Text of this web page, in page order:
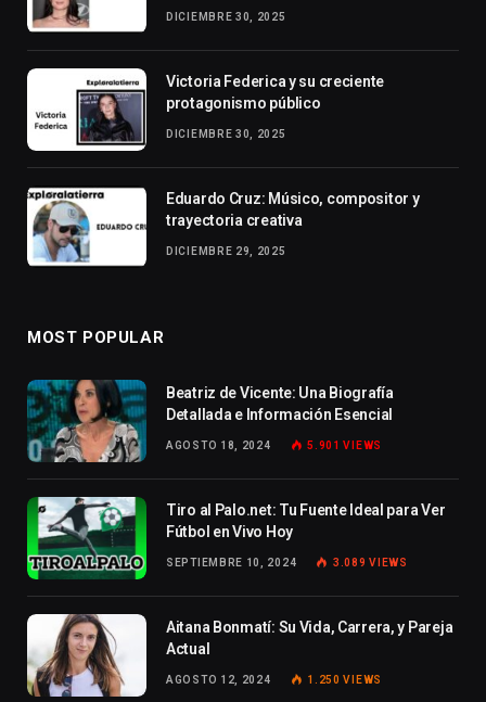
DICIEMBRE 30, 2025
Victoria Federica y su creciente
protagonismo público
DICIEMBRE 30, 2025
Eduardo Cruz: Músico, compositor y
trayectoria creativa
DICIEMBRE 29, 2025
MOST POPULAR
Beatriz de Vicente: Una Biografía
Detallada e Información Esencial
AGOSTO 18, 2024 5.901VIEWS
Tiro al Palo.net: Tu Fuente Ideal para Ver
Fútbol en Vivo Hoy
SEPTIEMBRE 10, 2024 3.089VIEWS
Aitana Bonmatí: Su Vida, Carrera, y Pareja
Actual
AGOSTO 12, 2024 1.250VIEWS